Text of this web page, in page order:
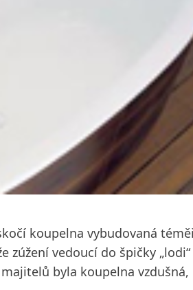
koupelna vybudovaná
vedoucí do špičky
byla koupelna